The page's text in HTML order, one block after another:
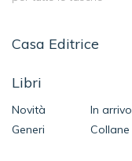
Casa Editrice
Libri
Novità
In arrivo
Generi
Collane